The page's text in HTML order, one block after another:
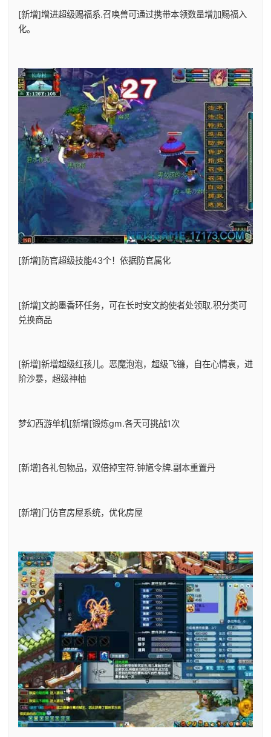
[新增]增进超级赐福系.召唤兽可通过携带本领数量增加赐福入
化。
[新增]防官超级技能43个！依据防官属化
[新增]文韵墨香环任务，可在长时安文韵使者处领取.积分类可
兑换商品
[新增]新增超级红孩儿。恶魔泡泡，超级飞镰，自在心情袁，进
阶沙暴，超级神柚
梦幻西游单机[新增[锻炼gm.各天可挑战1次
[新增]各礼包物品，双倍掉宝符.钟馗令牌.副本重置丹
[新增]门仿官房屋系统，优化房屋